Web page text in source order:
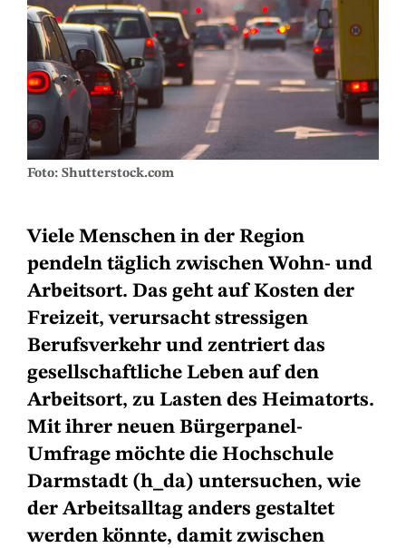
Foto: Shutterstock.com
Viele Menschen in der Region
pendeln täglich zwischen Wohn- und
Arbeitsort. Das geht auf Kosten der
Freizeit, verursacht stressigen
Berufsverkehr und zentriert das
gesellschaftliche Leben auf den
Arbeitsort, zu Lasten des Heimatorts.
Mit ihrer neuen Bürgerpanel-
Umfrage möchte die Hochschule
Darmstadt (h_da) untersuchen, wie
der Arbeitsalltag anders gestaltet
werden könnte, damit zwischen